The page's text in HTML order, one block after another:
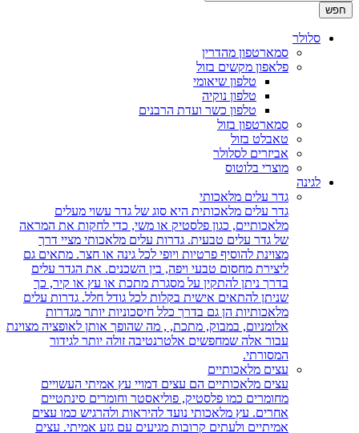
סמארטפון מהדרין
פלאפון מקשים בזול
טלפון שיאומי
טלפון נוקיה
טלפון כשר ועדת הרבנים
סמארטפון בזול
טאבלט בזול
אביזרים לסלולר
מוצרי בלוטוס
גדר עלים מלאכותי
גדר עלים מלאכותית היא סוג של גדר עשוי מעלים
מלאכותיים, כגון פלסטיק או משי, כדי לחקות את המראה
של גדר עלים טבעית. גדרות עלים מלאכותי מציי דרך
מצוינת להוסיף פרטיות ויופי לכל גינה או חצר. מתאים גם
ליצירת מחסום טבעי ויפה, בין השכנים. את הגדר עלים
בדרך ניתן להתקין על מסגרת מתכת או עץ או קיר, כך
שניתן להתאים אישית בקלות לכל גודל חלל. גדרות עלים
מלאכותיות הן גם בדרך כלל חיסכוניות יותר מגדרות
אלומניום, במבוק, מתכת, , מה שהופך אותן לאופציה מצוינת
עבור אלה שמחפשים אלטרנטיבה זולה יותר לגידור
עצים מלאכותיים
עצים מלאכותיים הם עצים דמויי עץ אמיתי העשויים
מחומרים כמו פלסטיק, פוליאסטר וחומרים סינתטיים
אחרים. עץ מלאכותי נועד להיראות ולהרגיש כמו עצים
אמיתיים ולעתים קרובות מגיעים עם גזע אמיתי. עצים